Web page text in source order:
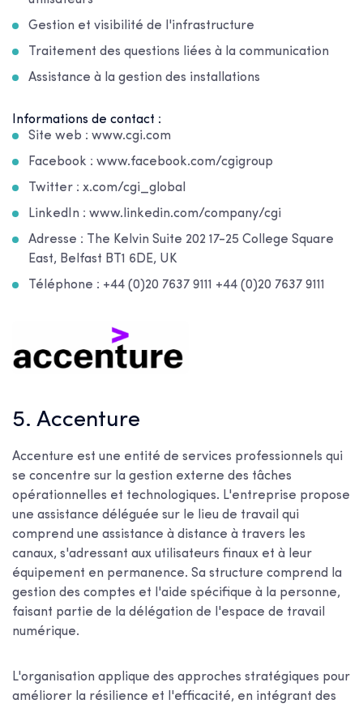
Gestion et visibilité de l'infrastructure
Traitement des questions liées à la communication
Assistance à la gestion des installations
Informations de contact :
Site web : www.cgi.com
Facebook : www.facebook.com/cgigroup
Twitter : x.com/cgi_global
LinkedIn : www.linkedin.com/company/cgi
Adresse : The Kelvin Suite 202 17-25 College Square
East, Belfast BT1 6DE, UK
Téléphone : +44 (0)20 7637 9111 +44 (0)20 7637 9111
5. Accenture
Accenture est une entité de services professionnels qui
se concentre sur la gestion externe des tâches
opérationnelles et technologiques. L'entreprise propose
une assistance déléguée sur le lieu de travail qui
comprend une assistance à distance à travers les
canaux, s'adressant aux utilisateurs finaux et à leur
équipement en permanence. Sa structure comprend la
gestion des comptes et l'aide spécifique à la personne,
faisant partie de la délégation de l'espace de travail
numérique.
L'organisation applique des approches stratégiques pour
améliorer la résilience et l'efficacité, en intégrant des